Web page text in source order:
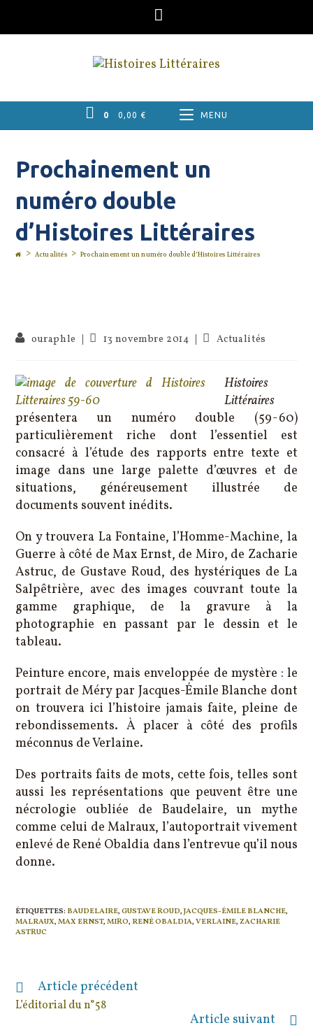
content
0 0,00 € MENU
Prochainement un
numéro double
d’Histoires Littéraires
> Actualités > Prochainement un numéro double d’Histoires Littéraires
Auteur/autrice
publication :
ouraphle
Publication
13 novembre 2014
PostActualités
Histoires
Littéraires
présentera un numéro double (59-60)
particulièrement riche dont l’essentiel est
consacré à l’étude des rapports entre texte et
image dans une large palette d’œuvres et de
situations, généreusement illustrée de
documents souvent inédits.
On y trouvera La Fontaine, l’Homme-Machine, la
Guerre à côté de Max Ernst, de Miro, de Zacharie
Astruc, de Gustave Roud, des hystériques de La
Salpêtrière, avec des images couvrant toute la
gamme graphique, de la gravure à la
photographie en passant par le dessin et le
tableau.
Peinture encore, mais enveloppée de mystère : le
portrait de Méry par Jacques-Émile Blanche dont
on trouvera ici l’histoire jamais faite, pleine de
rebondissements. À placer à côté des profils
méconnus de Verlaine.
Des portraits faits de mots, cette fois, telles sont
aussi les représentations que peuvent être une
nécrologie oubliée de Baudelaire, un mythe
comme celui de Malraux, l’autoportrait vivement
enlevé de René Obaldia dans l’entrevue qu’il nous
donne.
ÉTIQUETTES: BAUDELAIRE, GUSTAVE ROUD, JACQUES-ÉMILE BLANCHE,
MALRAUX, MAX ERNST, MIRO, RENÉ OBALDIA, VERLAINE, ZACHARIE
ASTRUC
Read
more
Article précédent
L’éditorial du n°58
Article suivant